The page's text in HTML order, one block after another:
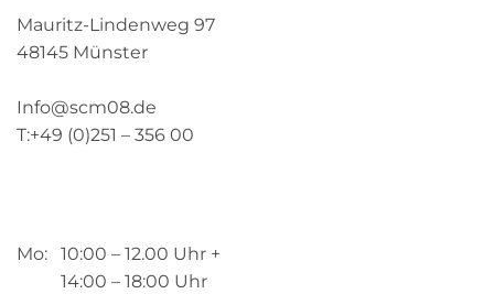
Mauritz-Lindenweg 97
48145 Münster
Info@scm08.de
T:+49 (0)251 – 356 00
Mo: 10:00 – 12.00 Uhr +
14:00 – 18:00 Uhr